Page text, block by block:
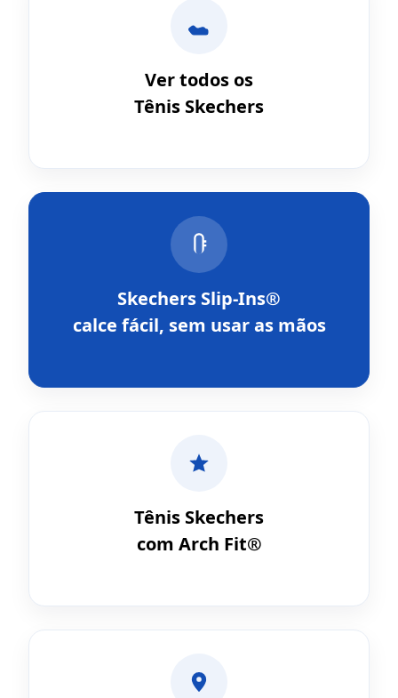
Ver todos os
Tênis Skechers
Skechers Slip-Ins®
calce fácil, sem usar as mãos
Tênis Skechers
com Arch Fit®